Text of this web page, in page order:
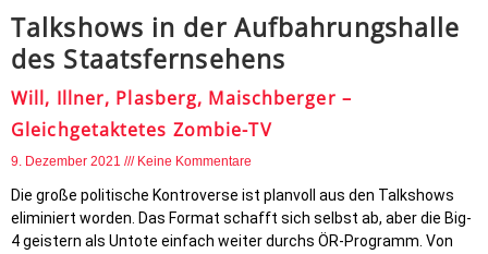
Talkshows in der Aufbahrungshalle
des Staatsfernsehens
Will, Illner, Plasberg, Maischberger –
Gleichgetaktetes Zombie-TV
9. Dezember 2021 Keine Kommentare
Die große politische Kontroverse ist planvoll aus den Talkshows
eliminiert worden. Das Format schafft sich selbst ab, aber die Big-
4 geistern als Untote einfach weiter durchs ÖR-Programm. Von